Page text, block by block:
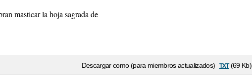
masticar la hoja sagrada de
Descargar como (para miembros actualizados) txt(69 Kb)